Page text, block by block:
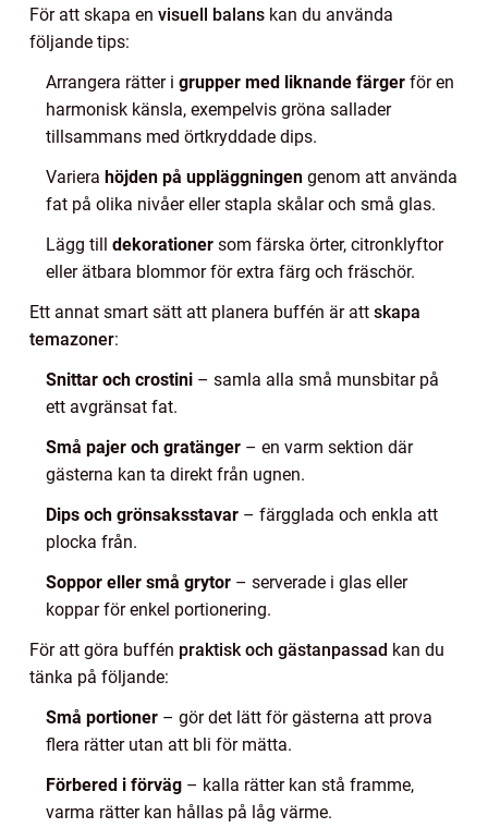
För att skapa en visuell balans kan du använda
följande tips:
Arrangera rätter i grupper med liknande färger för en
harmonisk känsla, exempelvis gröna sallader
tillsammans med örtkryddade dips.
Variera höjden på uppläggningen genom att använda
fat på olika nivåer eller stapla skålar och små glas.
Lägg till dekorationer som färska örter, citronklyftor
eller ätbara blommor för extra färg och fräschör.
Ett annat smart sätt att planera buffén är att skapa
temazoner:
Snittar och crostini – samla alla små munsbitar på
ett avgränsat fat.
Små pajer och gratänger – en varm sektion där
gästerna kan ta direkt från ugnen.
Dips och grönsaksstavar – färgglada och enkla att
plocka från.
Soppor eller små grytor – serverade i glas eller
koppar för enkel portionering.
För att göra buffén praktisk och gästanpassad kan du
tänka på följande:
Små portioner – gör det lätt för gästerna att prova
flera rätter utan att bli för mätta.
Förbered i förväg – kalla rätter kan stå framme,
varma rätter kan hållas på låg värme.